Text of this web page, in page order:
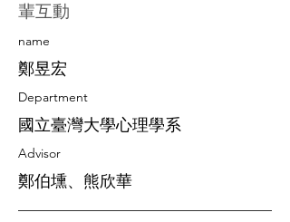
輩互動
​name
鄭昱宏
Department
國立臺灣大學心理學系
Advisor
鄭伯壎、熊欣華